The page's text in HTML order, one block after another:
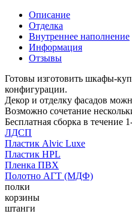
Описание
Отделка
Внутреннее наполнение
Информация
Отзывы
Готовы изготовить шкафы-
конфигурации.
Декор и отделку фасадов
Возможно сочетание
Бесплатная сборка в течение
ЛДСП
Пластик Alvic Luxe
Пластик HPL
Пленка ПВХ
Полотно АГТ (МДФ)
полки
корзины
штанги